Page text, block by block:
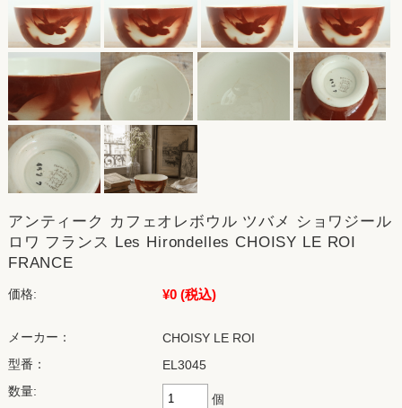
アンティーク カフェオレボウル ツバメ ショワジール
ロワ フランス Les Hirondelles CHOISY LE ROI
FRANCE
価格: ¥0 (税込)
メーカー：
CHOISY LE ROI
型番：
EL3045
数量:
個